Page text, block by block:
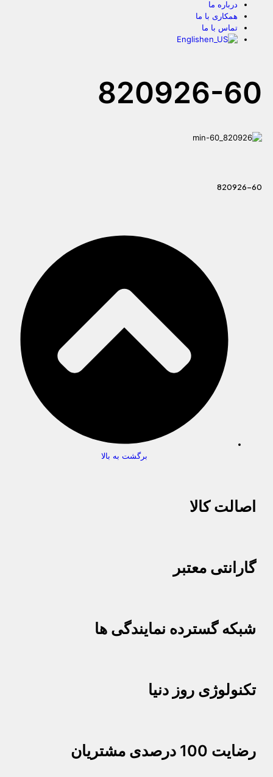
درباره ما
همکاری با ما
تماس با ما
English
820926-60
820926-60
برگشت به بالا
اصالت کالا
گارانتی معتبر
شبکه گسترده نمایندگی ها
تکنولوژی روز دنیا
رضایت 100 درصدی مشتریان